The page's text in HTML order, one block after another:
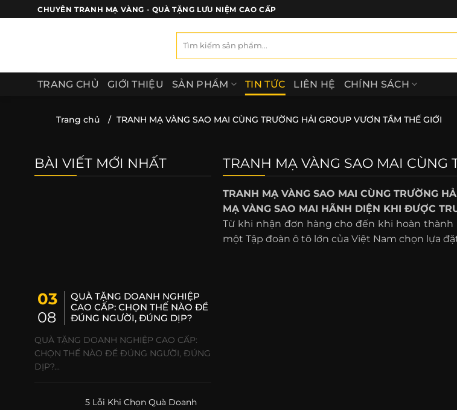
qua
CHUYÊN TRANH MẠ VÀNG - QUÀ TẶNG LƯU NIỆM CAO CẤP
kiếm:
TRANG CHỦ GIỚI THIỆU SẢN PHẨM TIN TỨC LIÊN HỆ CHÍNH SÁCH
Trang chủ / TRANH MẠ VÀNG SAO MAI CÙNG TRƯỜNG HẢI GROUP VƯƠN TẦM THẾ GIỚI
BÀI VIẾT MỚI NHẤT
03
08
QUÀ TẶNG DOANH NGHIỆP
CAO CẤP: CHỌN THẾ NÀO ĐỂ
ĐÚNG NGƯỜI, ĐÚNG DỊP?
QUÀ TẶNG DOANH NGHIỆP CAO CẤP:
CHỌN THẾ NÀO ĐỂ ĐÚNG NGƯỜI, ĐÚNG
DỊP?...
5 Lỗi Khi Chọn Quà Doanh
TRANH MẠ VÀNG SAO MAI CÙNG
TRANH MẠ VÀNG SAO MAI CÙNG TRƯỜNG
MẠ VÀNG SAO MAI HÃNH DIỆN KHI ĐƯỢC
Từ khi nhận đơn hàng cho đến khi hoàn
một Tập đoàn ô tô lớn của Việt Nam chọn lựa